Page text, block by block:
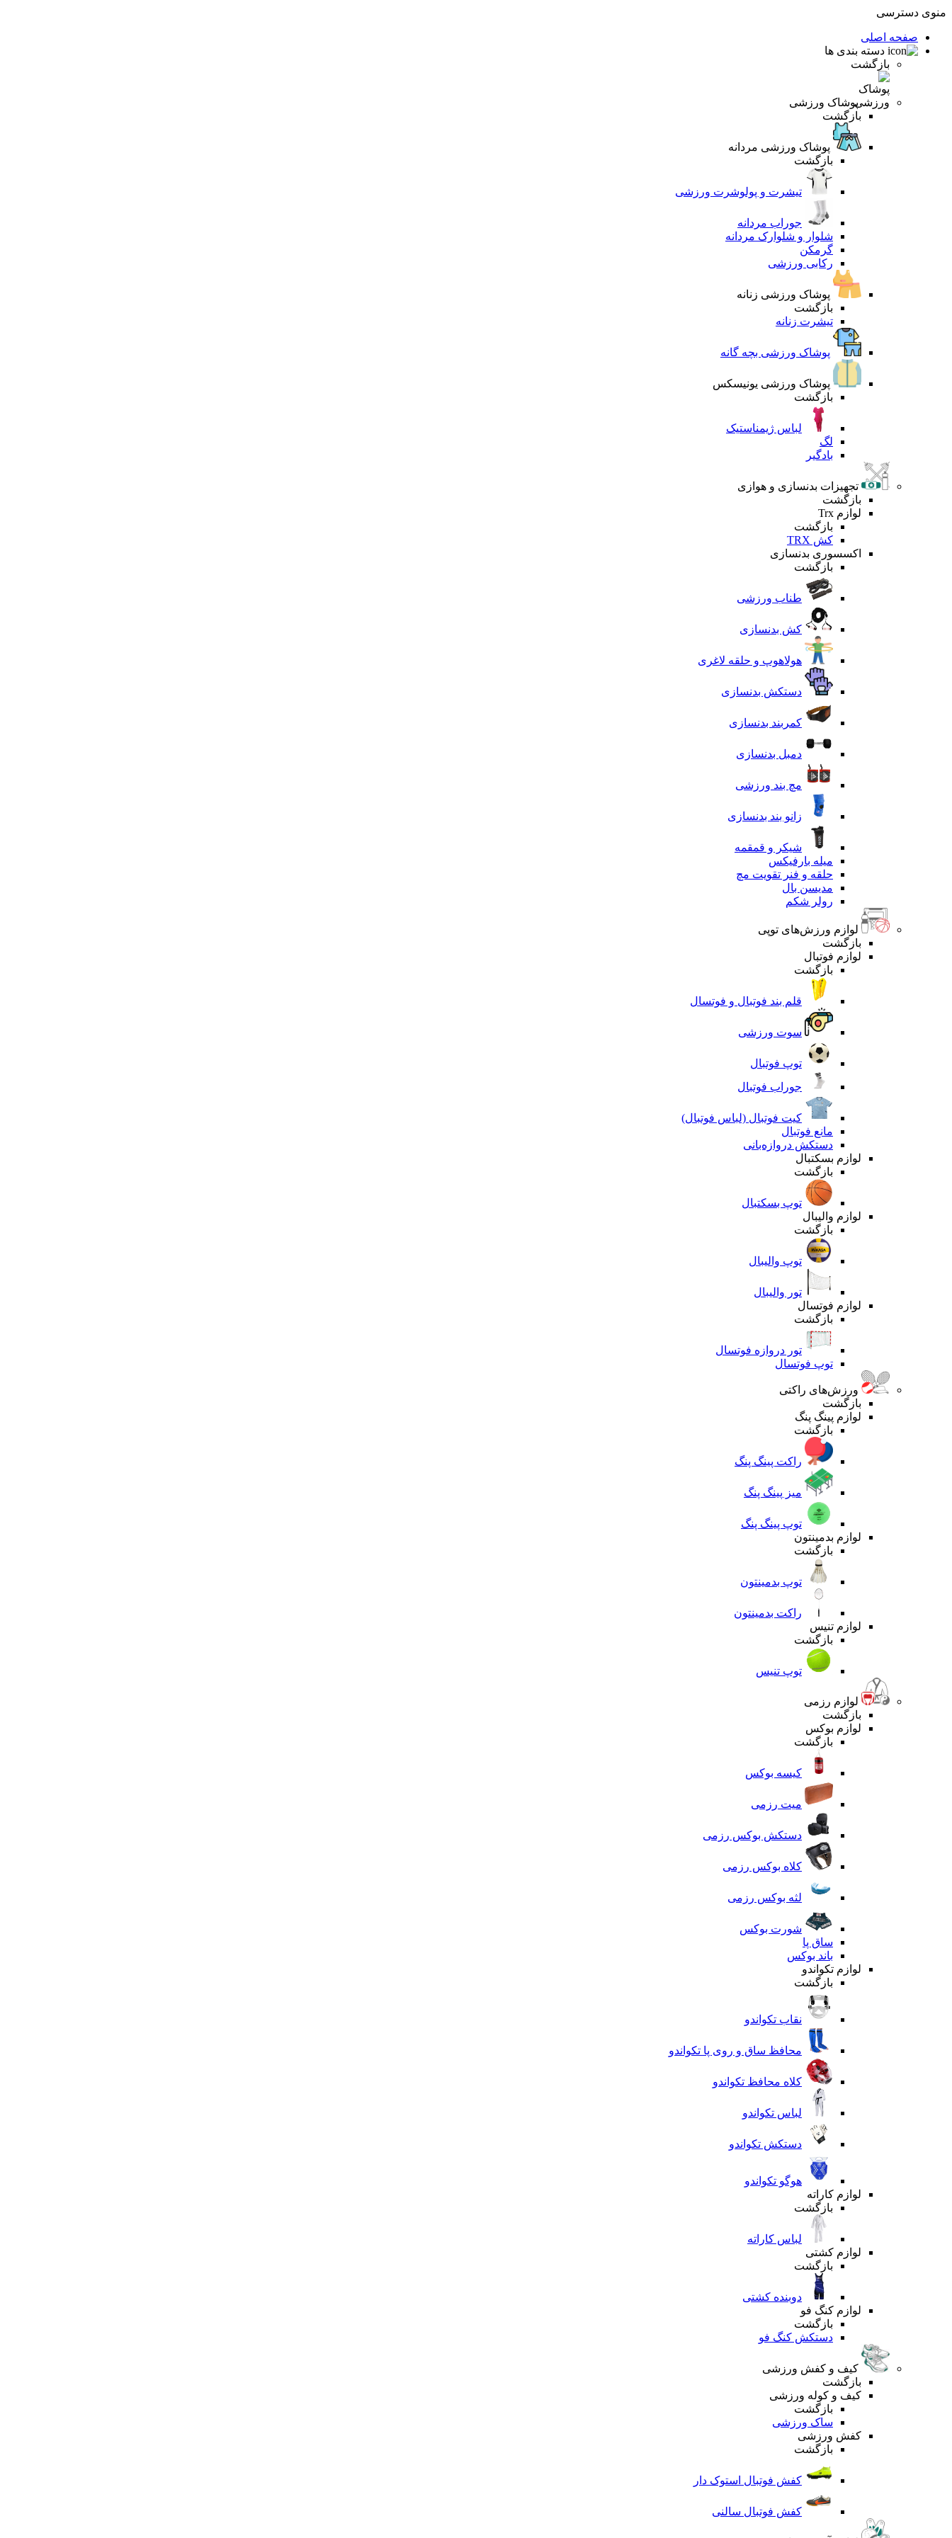
منوی دسترسی
صفحه اصلی
دسته بندی ها
بازگشت
پوشاک ورزشی
بازگشت
پوشاک ورزشی مردانه
بازگشت
تیشرت و پولوشرت ورزشی
جوراب مردانه
شلوار و شلوارک مردانه
گرمکن
رکابی ورزشی
پوشاک ورزشی زنانه
بازگشت
تیشرت زنانه
پوشاک ورزشی بچه گانه
پوشاک ورزشی یونیسکس
بازگشت
لباس ژیمناستیک
لگ
بادگیر
تجهیزات بدنسازی و هوازی
بازگشت
لوازم Trx
بازگشت
کش TRX
اکسسوری بدنسازی
بازگشت
طناب ورزشی
کش بدنسازی
هولاهوپ و حلقه لاغری
دستکش بدنسازی
کمربند بدنسازی
دمبل بدنسازی
مچ بند ورزشی
زانو بند بدنسازی
شیکر و قمقمه
میله بارفیکس
حلقه و فنر تقویت مچ
مدیسن بال
رولر شکم
لوازم ورزش‌های توپی
بازگشت
لوازم فوتبال
بازگشت
قلم بند فوتبال و فوتسال
سوت ورزشی
توپ فوتبال
جوراب فوتبال
کیت فوتبال (لباس فوتبال)
مانع فوتبال
دستکش دروازه‌بانی
لوازم بسکتبال
بازگشت
توپ بسکتبال
لوازم والیبال
بازگشت
توپ والیبال
تور والیبال
لوازم فوتسال
بازگشت
تور دروازه فوتسال
توپ فوتسال
ورزش‌های راکتی
بازگشت
لوازم پینگ پنگ
بازگشت
راکت پینگ پنگ
میز پینگ پنگ
توپ پینگ پنگ
لوازم بدمینتون
بازگشت
توپ بدمینتون
راکت بدمینتون
لوازم تنیس
بازگشت
توپ تنیس
لوازم رزمی
بازگشت
لوازم بوکس
بازگشت
کیسه بوکس
میت رزمی
دستکش بوکس رزمی
کلاه بوکس رزمی
لثه بوکس رزمی
شورت بوکس
ساق پا
باند بوکس
لوازم تکواندو
بازگشت
نقاب تکواندو
محافظ ساق و روی پا تکواندو
کلاه محافظ تکواندو
لباس تکواندو
دستکش تکواندو
هوگو تکواندو
لوازم کاراته
بازگشت
لباس کاراته
لوازم کشتی
بازگشت
دوبنده کشتی
لوازم کنگ فو
بازگشت
دستکش کنگ فو
کیف و کفش ورزشی
بازگشت
کیف و کوله ورزشی
بازگشت
ساک ورزشی
کفش ورزشی
بازگشت
کفش فوتبال استوک دار
کفش فوتبال سالنی